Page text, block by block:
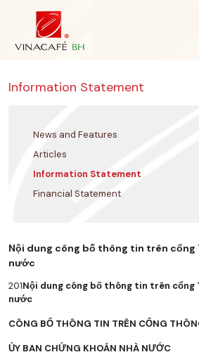
Information Statement
News and Features
Articles
Information Statement
Financial Statement
Nội dung công bố thông tin trên cổng
nước
201Nội dung công bố thông tin trên cổng
nước
CÔNG BỐ THÔNG TIN TRÊN CỔNG
ỦY BAN CHỨNG KHOÁN NHÀ NƯỚC